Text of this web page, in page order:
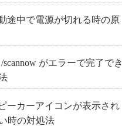
途中で電源が切れる時の原
/scannow がエラーで完了でき
ーカーアイコンが表示され
時の対処法